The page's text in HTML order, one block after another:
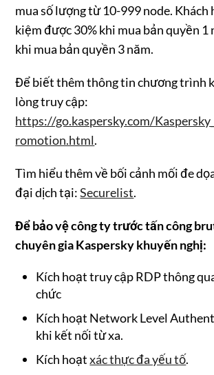
mua số lượng từ 10-999 node. Khách
kiệm được 30% khi mua bản quyền 1
khi mua bản quyền 3 năm.
Để biết thêm thông tin chương trình
lòng truy cập:
https://go.kaspersky.com/
romotion.html.
Tìm hiểu thêm về bối cảnh mối đe
đại dịch tại:Securelist.
Để bảo vệ công ty trước tấn công
chuyên gia Kaspersky khuyến nghị:
Kích hoạt truy cập RDP thông
chức
Kích hoạt Network Level
khi kết nối từ xa.
Kích hoạtxác thực đa yếu tố.